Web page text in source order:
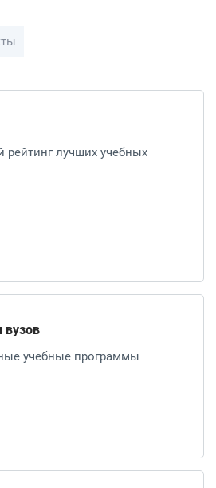
лучших учебных
учебные программы